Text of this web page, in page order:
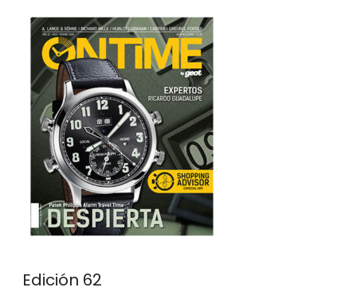
Edición 62